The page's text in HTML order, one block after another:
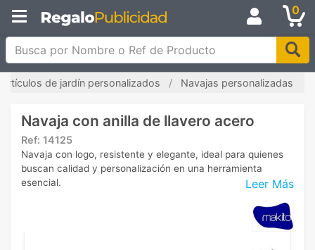
0
Busca por Nombre o Ref de Producto
Artículos de jardín personalizados Navajas personalizadas
Navaja con anilla de llavero acero
Ref: 14125
Leer Más
Navaja con logo, resistente y elegante, ideal para quienes
buscan calidad y personalización en una herramienta
esencial.